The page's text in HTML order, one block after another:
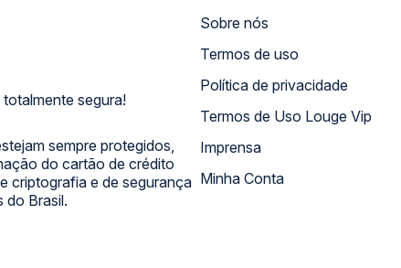
segura!
sempre protegidos,
do cartão de crédito
criptografia e de segurança
do Brasil.
Sobre nós
Termos de uso
Política de privacidade
Termos de Uso Louge Vip
Imprensa
Minha Conta